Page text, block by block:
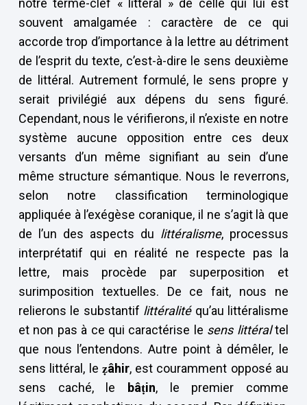
notre terme-clef « littéral » de celle qui lui est
souvent amalgamée : caractère de ce qui
accorde trop d’importance à la lettre au détriment
de l’esprit du texte, c’est-à-dire le sens deuxième
de littéral. Autrement formulé, le sens propre y
serait privilégié aux dépens du sens figuré.
Cependant, nous le vérifierons, il n’existe en notre
système aucune opposition entre ces deux
versants d’un même signifiant au sein d’une
même structure sémantique. Nous le reverrons,
selon notre classification terminologique
appliquée à l’exégèse coranique, il ne s’agit là que
de l’un des aspects du littéralisme, processus
interprétatif qui en réalité ne respecte pas la
lettre, mais procède par superposition et
surimposition textuelles. De ce fait, nous ne
relierons le substantif littéralitéqu’au littéralisme
et non pas à ce qui caractérise le sens littéraltel
que nous l’entendons. Autre point à démêler, le
sens littéral, le ẓâhir, est couramment opposé au
sens caché, le
bâṭin, le premier comme